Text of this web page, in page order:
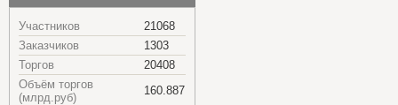
Участников
21068
Заказчиков
1303
Торгов
20408
Объём торгов
(млрд.руб)
160.887